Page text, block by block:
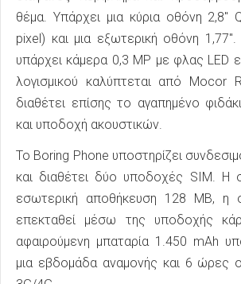
θέμα. Υπάρχει μια κύρια οθόνη 2,8"
pixel) και μια εξωτερική οθόνη
υπάρχει κάμερα 0,3 MP με φλας LED
λογισμικού καλύπτεται από Mocor
διαθέτει επίσης το αγαπημένο
και υποδοχή ακουστικών.
Το Boring Phone υποστηρίζει
και διαθέτει δύο υποδοχές SIM. Η
εσωτερική αποθήκευση 128 MB, η
επεκταθεί μέσω της υποδοχής
αφαιρούμενη μπαταρία 1.450 mAh
μια εβδομάδα αναμονής και 6 ώρες